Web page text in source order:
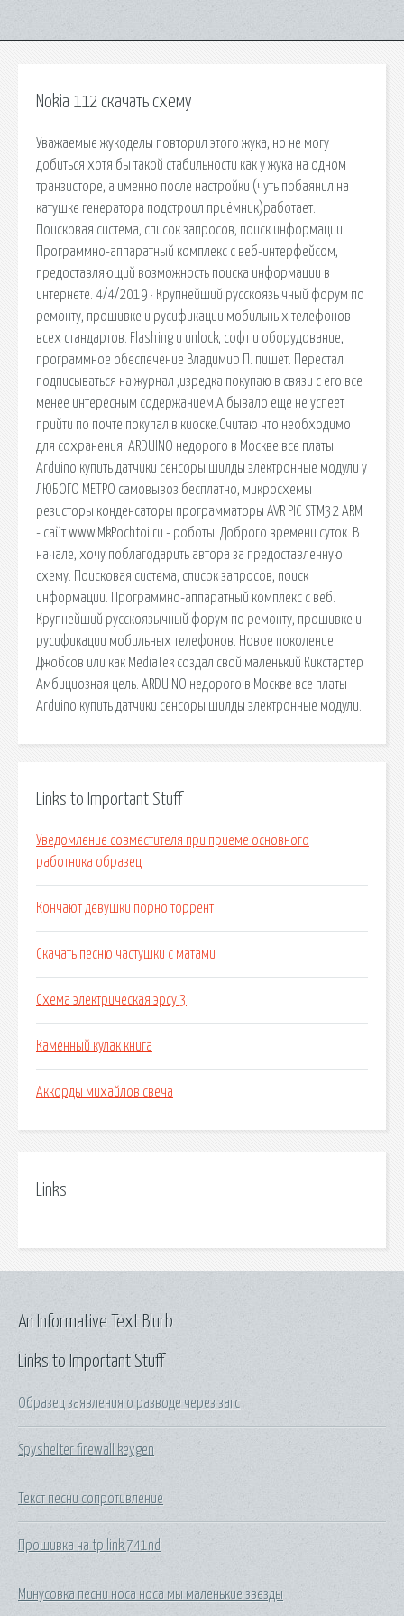
Nokia 112 скачать схему
Уважаемые жукоделы повторил этого жука, но не могу
добиться хотя бы такой стабильности как у жука на одном
транзисторе, а именно после настройки (чуть побаянил на
катушке генератора подстроил приёмник)работает.
Поисковая сиcтема, список запросов, поиск информации.
Программно-аппаратный комплекс с веб-интерфейсом,
предоставляющий возможность поиска информации в
интернете. 4/4/2019 · Крупнейший русскоязычный форум по
ремонту, прошивке и русификации мобильных телефонов
всех стандартов. Flashing и unlock, софт и оборудование,
программное обеспечение Владимир П. пишет. Перестал
подписываться на журнал ,изредка покупаю в связи с его все
менее интересным содержанием.А бывало еще не успеет
прийти по почте покупал в киоске.Считаю что необходимо
для сохранения. ARDUINO недорого в Москве все платы
Arduino купить датчики сенсоры шилды электронные модули у
ЛЮБОГО МЕТРО самовывоз бесплатно, микросхемы
резисторы конденсаторы программаторы AVR PIC STM32 ARM
- сайт www.MkPochtoi.ru - роботы. Доброго времени суток. В
начале, хочу поблагодарить автора за предоставленную
схему. Поисковая сиcтема, список запросов, поиск
информации. Программно-аппаратный комплекс с веб.
Крупнейший русскоязычный форум по ремонту, прошивке и
русификации мобильных телефонов. Новое поколение
Джобсов или как MediaTek создал свой маленький Кикстартер
Амбициозная цель. ARDUINO недорого в Москве все платы
Arduino купить датчики сенсоры шилды электронные модули.
Links to Important Stuff
Уведомление совместителя при приеме основного
работника образец
Кончают девушки порно торрент
Скачать песню частушки с матами
Схема электрическая эрсу 3
Каменный кулак книга
Аккорды михайлов свеча
Links
Links to Important Stuff
Образец заявления о разводе через загс
Spyshelter firewall keygen
Текст песни сопротивление
Прошивка на tp link 741nd
Минусовка песни носа носа мы маленькие звезды
An Informative Text Blurb